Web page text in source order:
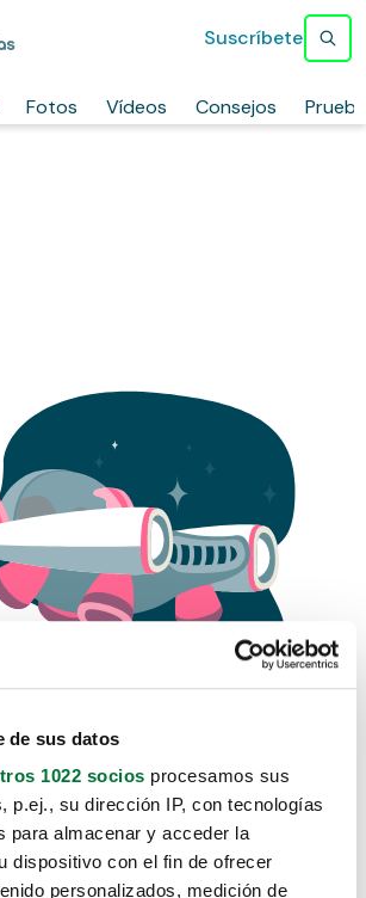
de sus datos
1022 socios procesamos sus
p.ej., su dirección IP, con tecnologías
para almacenar y acceder la
dispositivo con el fin de ofrecer
personalizados, medición de
Fotos Vídeos Consejos
Suscríbete
no sabemos como